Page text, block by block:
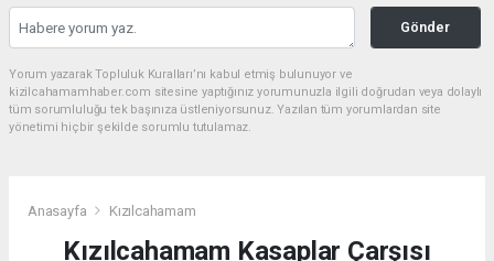
Gönder
Yorum yazarak Topluluk Kuralları’nı kabul etmiş bulunuyor ve
kizilcahamamhaber.com sitesine yaptığınız yorumunuzla ilgili doğrudan veya dolaylı
tüm sorumluluğu tek başınıza üstleniyorsunuz. Yazılan tüm yorumlardan site
yönetimi hiçbir şekilde sorumlu tutulamaz.
Anasayfa Kızılcahamam
Kızılcahamam Kasaplar Çarşısı